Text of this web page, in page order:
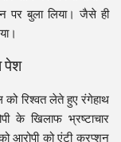
पर बुला लिया। जैसे ही
पेश
को रिश्वत लेते हुए रंगेहाथ
के खिलाफ भ्रष्टाचार
आरोपी को एंटी करप्शन